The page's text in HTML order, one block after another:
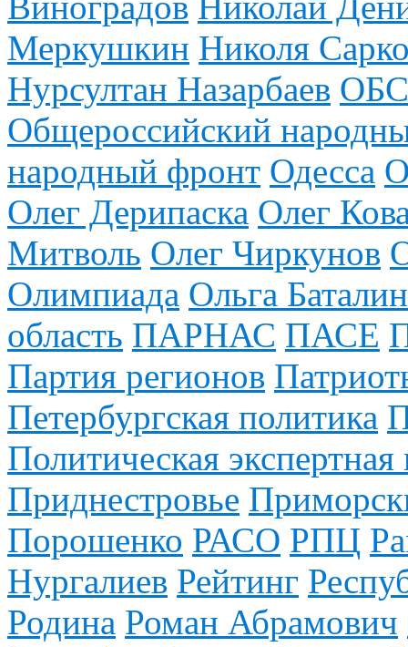
Меркушкин Николя
Нурсултан Назарбаев
Общероссийский
народный фронт Одесса
Олег Дерипаска Олег
Митволь Олег Чиркунов
Олимпиада Ольга
область ПАРНАС ПАСЕ
Партия регионов
Петербургская политика
Политическая экспертная
Приднестровье
Порошенко РАСО РПЦ
Нургалиев Рейтинг
Родина Роман Абрамович